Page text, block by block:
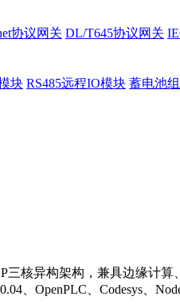
协议网关 DL/T645协议网关
块 RS485远程IO模块 蓄电池
核异构架构，兼具边缘计
、OpenPLC、Codesys、